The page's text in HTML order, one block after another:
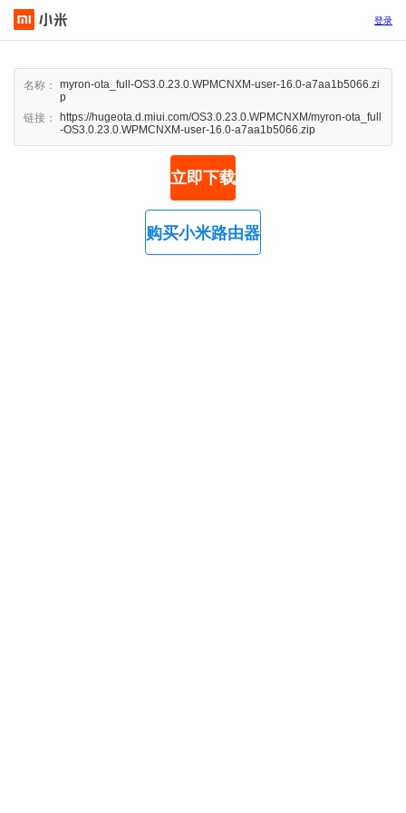
登录
名称：
myron-ota_full-OS3.0.23.0.WPMCNXM-user-16.0-a7aa1b5066.zi
p
链接：
https://hugeota.d.miui.com/OS3.0.23.0.WPMCNXM/myron-ota_full
-OS3.0.23.0.WPMCNXM-user-16.0-a7aa1b5066.zip
立即下载
购买小米路由器